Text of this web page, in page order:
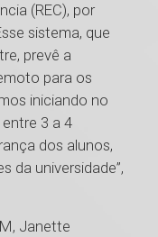
(REC), por
sistema, que
prevê a
para os
iniciando no
entre 3 a 4
dos alunos,
da universidade”,
Janette